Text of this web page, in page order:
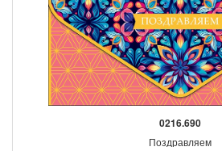
0216.690
Поздравляем